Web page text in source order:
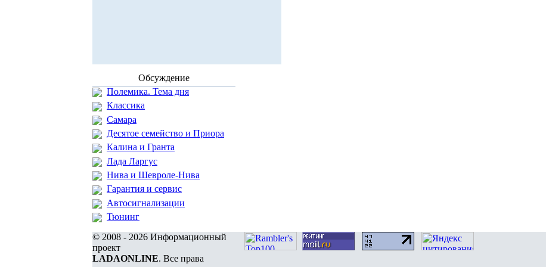
Обсуждение
Полемика. Тема дня
Классика
Самара
Десятое семейство и Приора
Калина и Гранта
Лада Ларгус
Нива и Шевроле-Нива
Гарантия и сервис
Автосигнализации
Тюнинг
© 2008 - 2026 Информационный
проект
LADAONLINE. Все права